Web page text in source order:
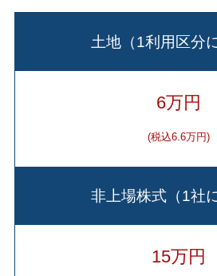
土地（1利用区分
6万円
(税込6.6万円)
非上場株式（1社
15万円